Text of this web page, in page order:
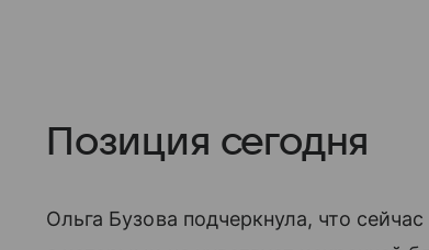
Позиция сегодня
Ольга Бузова подчеркнула, что